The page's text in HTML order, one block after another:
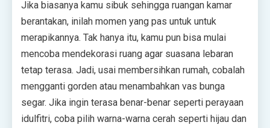
Jika biasanya kamu sibuk sehingga ruangan kamar
berantakan, inilah momen yang pas untuk untuk
merapikannya. Tak hanya itu, kamu pun bisa mulai
mencoba mendekorasi ruang agar suasana lebaran
tetap terasa. Jadi, usai membersihkan rumah, cobalah
mengganti gorden atau menambahkan vas bunga
segar. Jika ingin terasa benar-benar seperti perayaan
idulfitri, coba pilih warna-warna cerah seperti hijau dan